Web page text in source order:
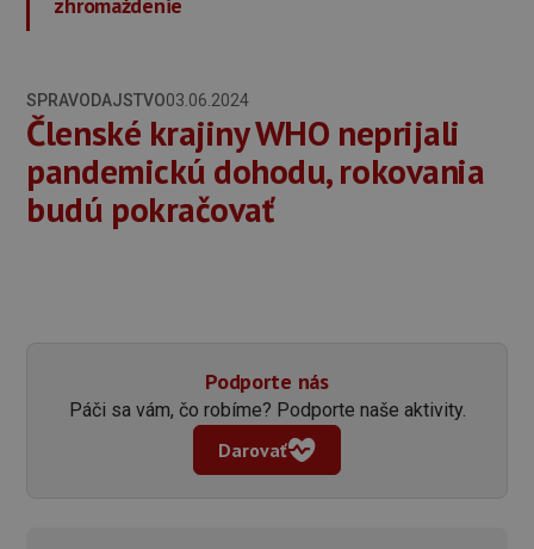
SPRAVODAJSTVO03.06.2024
Členské krajiny WHO neprijali
pandemickú dohodu, rokovania
budú pokračovať
Podporte nás
Páči sa vám, čo robíme? Podporte naše aktivity.
Darovať